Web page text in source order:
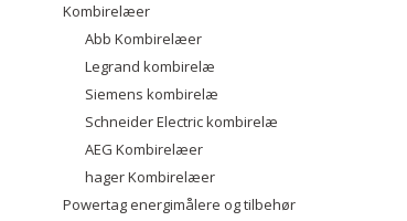
Kombirelæer
Abb Kombirelæer
Legrand kombirelæ
Siemens kombirelæ
Schneider Electric kombirelæ
AEG Kombirelæer
hager Kombirelæer
Powertag energimålere og tilbehør